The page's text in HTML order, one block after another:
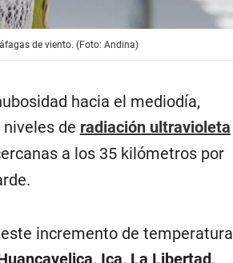
de viento. (Foto: Andina)
hacia el mediodía,
de radiación ultravioleta
a los 35 kilómetros por
incremento de temperatura